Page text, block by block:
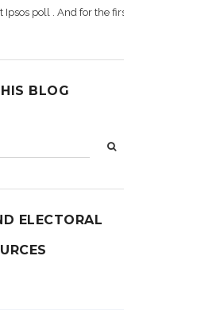
Ipsos poll . And for the first time during this
BLOG
ELECTORAL